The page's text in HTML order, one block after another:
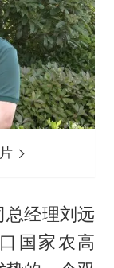
总经理刘远
国家农高